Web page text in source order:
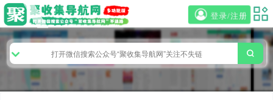
登录/注册